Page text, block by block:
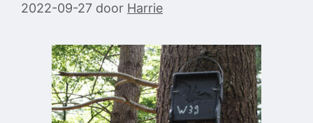
2022-09-27 door Harrie